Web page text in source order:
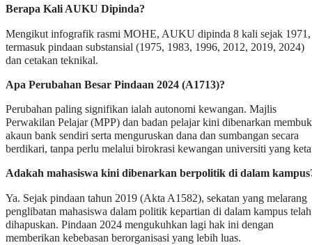
Berapa Kali AUKU Dipinda?
Mengikut infografik rasmi MOHE, AUKU dipinda 8 kali sejak 1971,
termasuk pindaan substansial (1975, 1983, 1996, 2012, 2019, 2024)
dan cetakan teknikal.
Apa Perubahan Besar Pindaan 2024 (A1713)?
Perubahan paling signifikan ialah autonomi kewangan. Majlis
Perwakilan Pelajar (MPP) dan badan pelajar kini dibenarkan
akaun bank sendiri serta menguruskan dana dan sumbangan secara
berdikari, tanpa perlu melalui birokrasi kewangan universiti yang
Adakah mahasiswa kini dibenarkan berpolitik di dalam
Ya. Sejak pindaan tahun 2019 (Akta A1582), sekatan yang melarang
penglibatan mahasiswa dalam politik kepartian di dalam kampus telah
dihapuskan. Pindaan 2024 mengukuhkan lagi hak ini dengan
memberikan kebebasan berorganisasi yang lebih luas.